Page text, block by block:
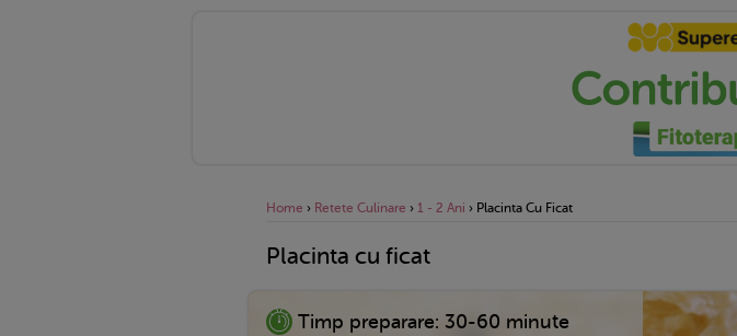
Home › Retete Culinare › 1 - 2 Ani › Placinta Cu Ficat
Placinta cu ficat
Timp preparare: 30-60 minute